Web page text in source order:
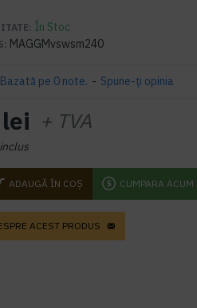
În Stoc
MAGGMvswsm240
Bazată pe 0 note. - Spune-ţi opinia
+ TVA
ADAUGĂ ÎN COŞ CUMPARA ACUM
ACEST PRODUS